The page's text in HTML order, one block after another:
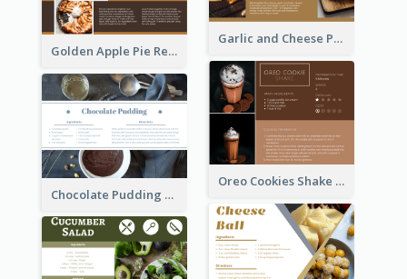
Garlic and Cheese Pizza Recipe Card
Golden Apple Pie Recipe Card
Oreo Cookies Shake Recipe Card
Chocolate Pudding Recipe Card